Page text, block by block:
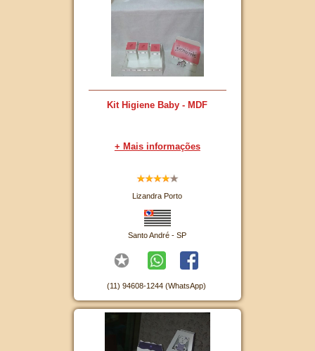
Kit Higiene Baby - MDF
+ Mais informações
Lizandra Porto
Santo André - SP
(11) 94608-1244 (WhatsApp)